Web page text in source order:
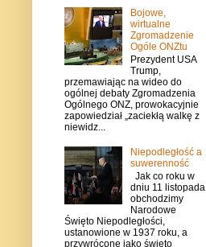
Bojowe,
wirtualne
Zgromadzenie
Ogóle ONZtu
Prezydent USA
Trump,
przemawiając na wideo do
ogólnej debaty Zgromadzenia
Ogólnego ONZ, prowokacyjnie
zapowiedział „zaciekłą walkę z
niewidz...
Niepodległość a
suwerenność
Jak co roku w
dniu 11 listopada
obchodzimy
Narodowe
Święto Niepodległości,
ustanowione w 1937 roku, a
przywrócone jako święto